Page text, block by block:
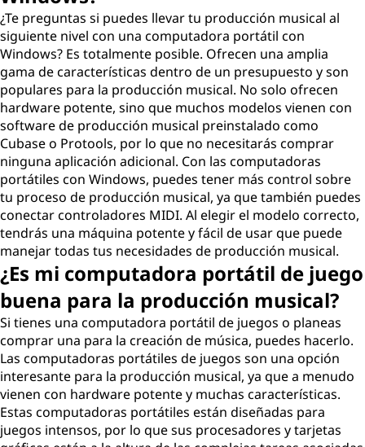
c
r
i
t
o
r
i
o
p
a
r
a
l
¿Te preguntas si puedes llevar tu producción musical al
siguiente nivel con una computadora portátil con
Windows? Es totalmente posible. Ofrecen una amplia
gama de características dentro de un presupuesto y son
populares para la producción musical. No solo ofrecen
hardware potente, sino que muchos modelos vienen con
software de producción musical preinstalado como
Cubase o Protools, por lo que no necesitarás comprar
ninguna aplicación adicional. Con las computadoras
portátiles con Windows, puedes tener más control sobre
tu proceso de producción musical, ya que también puedes
conectar controladores MIDI. Al elegir el modelo correcto,
tendrás una máquina potente y fácil de usar que puede
manejar todas tus necesidades de producción musical.
¿Es mi computadora portátil de juego
buena para la producción musical?
Si tienes una computadora portátil de juegos o planeas
comprar una para la creación de música, puedes hacerlo.
Las computadoras portátiles de juegos son una opción
interesante para la producción musical, ya que a menudo
vienen con hardware potente y muchas características.
Estas computadoras portátiles están diseñadas para
juegos intensos, por lo que sus procesadores y tarjetas